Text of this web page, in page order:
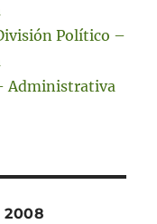
Político –
Administrativa
2008